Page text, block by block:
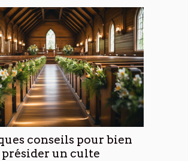
conseils pour bien
présider un culte